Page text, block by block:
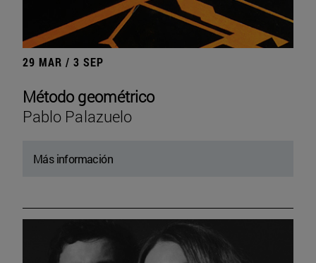
29 MAR / 3 SEP
Método geométrico
Pablo Palazuelo
Más información